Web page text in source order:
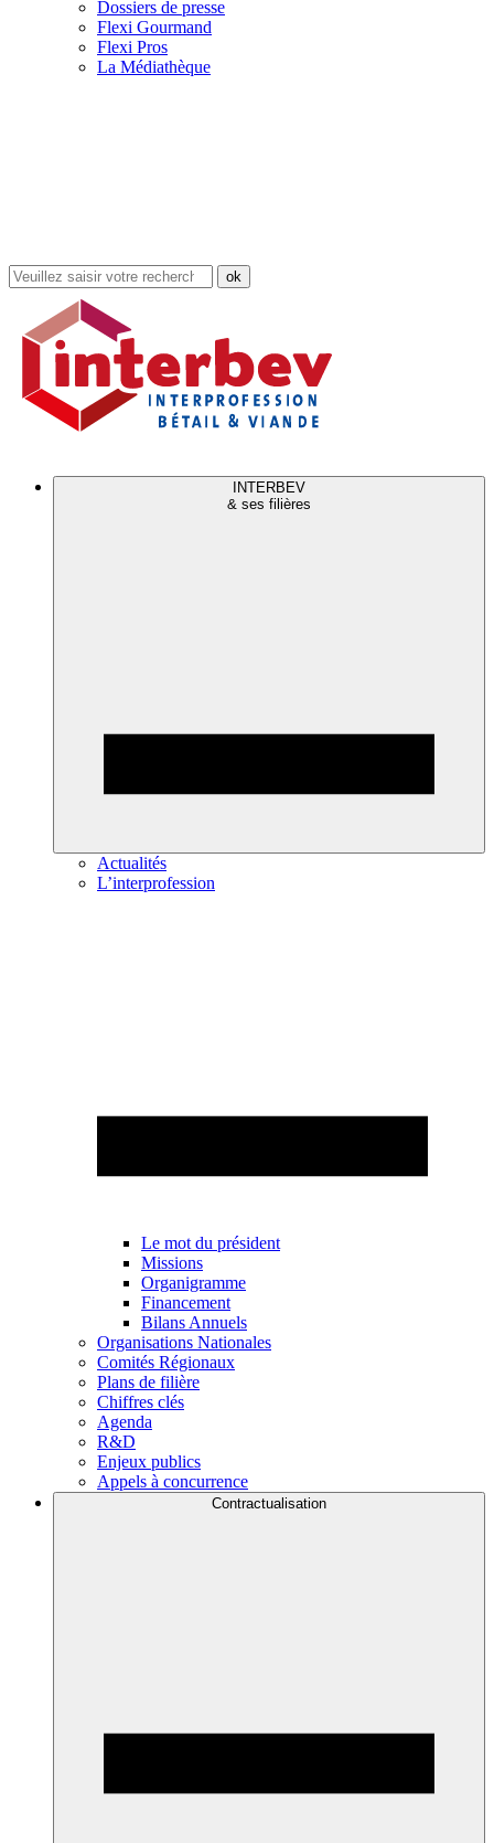
Dossiers de presse
Flexi Gourmand
Flexi Pros
La Médiathèque
Rechercher
dans
site
INTERBEV
& ses filières
Actualités
L’interprofession
Le mot du président
Missions
Organigramme
Financement
Bilans Annuels
Organisations Nationales
Comités Régionaux
Plans de filière
Chiffres clés
Agenda
R&D
Enjeux publics
Appels à concurrence
Contractualisation